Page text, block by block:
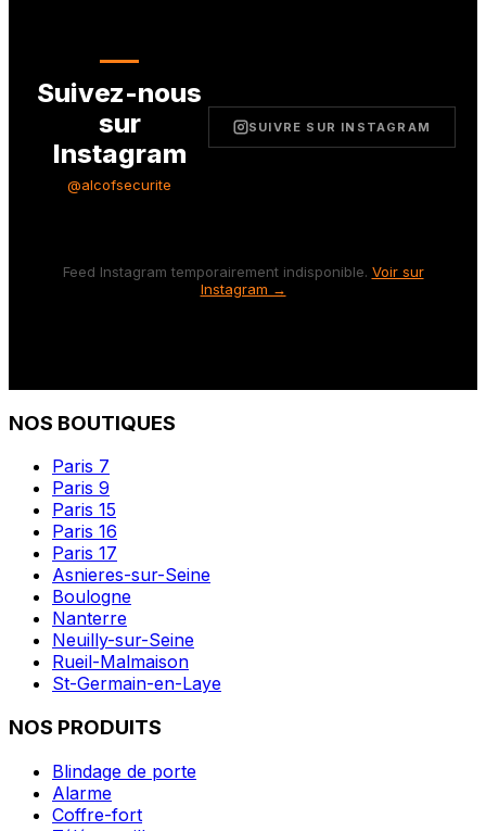
Suivez-nous
sur
Instagram
@alcofsecurite
SUIVRE SUR INSTAGRAM
Feed Instagram temporairement indisponible. Voir sur
Instagram →
NOS BOUTIQUES
Paris 7
Paris 9
Paris 15
Paris 16
Paris 17
Asnieres-sur-Seine
Boulogne
Nanterre
Neuilly-sur-Seine
Rueil-Malmaison
St-Germain-en-Laye
NOS PRODUITS
Blindage de porte
Alarme
Coffre-fort